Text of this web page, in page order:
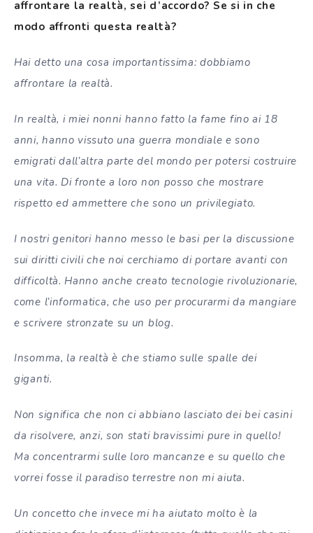
affrontare la realtà, sei d’accordo? Se si in che
modo affronti questa realtà?
Hai detto una cosa importantissima: dobbiamo
affrontare la realtà.
In realtà, i miei nonni hanno fatto la fame fino ai 18
anni, hanno vissuto una guerra mondiale e sono
emigrati dall’altra parte del mondo per potersi costruire
una vita. Di fronte a loro non posso che mostrare
rispetto ed ammettere che sono un privilegiato.
I nostri genitori hanno messo le basi per la discussione
sui diritti civili che noi cerchiamo di portare avanti con
difficoltà. Hanno anche creato tecnologie rivoluzionarie,
come l’informatica, che uso per procurarmi da mangiare
e scrivere stronzate su un blog.
Insomma, la realtà è che stiamo sulle spalle dei
giganti.
Non significa che non ci abbiano lasciato dei bei casini
da risolvere, anzi, son stati bravissimi pure in quello!
Ma concentrarmi sulle loro mancanze e su quello che
vorrei fosse il paradiso terrestre non mi aiuta.
Un concetto che invece mi ha aiutato molto è la